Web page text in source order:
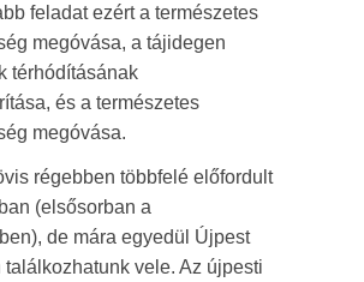
feladat ezért a természetes
megóvása, a tájidegen
térhódításának
és a természetes
megóvása.
régebben többfelé előfordult
(elsősorban a
de mára egyedül Újpest
találkozhatunk vele. Az újpesti